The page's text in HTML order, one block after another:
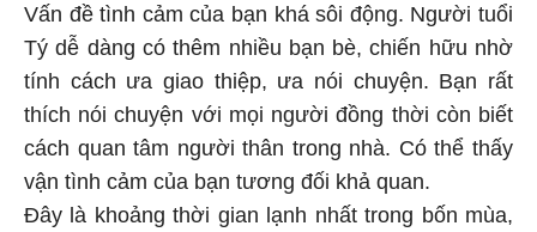
Vấn đề tình cảm của bạn khá sôi động. Người tuổi
Tý dễ dàng có thêm nhiều bạn bè, chiến hữu nhờ
tính cách ưa giao thiệp, ưa nói chuyện. Bạn rất
thích nói chuyện với mọi người đồng thời còn biết
cách quan tâm người thân trong nhà. Có thể thấy
vận tình cảm của bạn tương đối khả quan.
Đây là khoảng thời gian lạnh nhất trong bốn mùa,